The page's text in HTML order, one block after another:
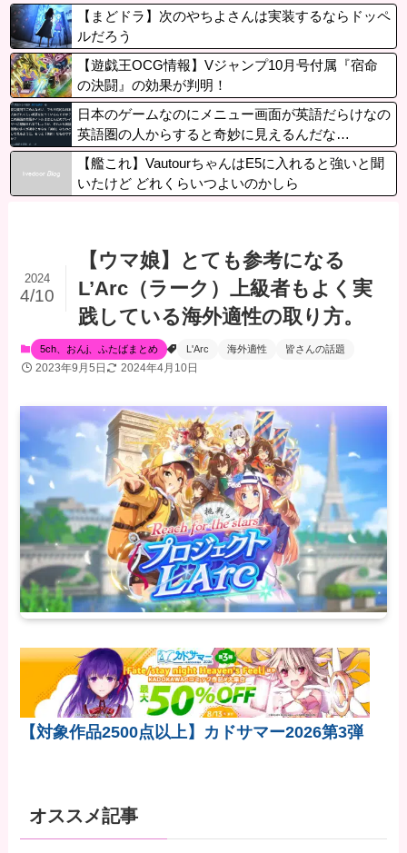
【まどドラ】次のやちよさんは実装するならドッペ
ルだろう
【遊戯王OCG情報】Vジャンプ10月号付属『宿命
の決闘』の効果が判明！
日本のゲームなのにメニュー画面が英語だらけなの
英語圏の人からすると奇妙に見えるんだな…
【艦これ】VautourちゃんはE5に入れると強いと聞
いたけど どれくらいつよいのかしら
【ウマ娘】とても参考になる
L’Arc（ラーク）上級者もよく実
践している海外適性の取り方。
2024
4/10
5ch、おんj、ふたばまとめ L'Arc 海外適性 皆さんの話題
2023年9月5日 2024年4月10日
【対象作品2500点以上】カドサマー2026第3弾
オススメ記事